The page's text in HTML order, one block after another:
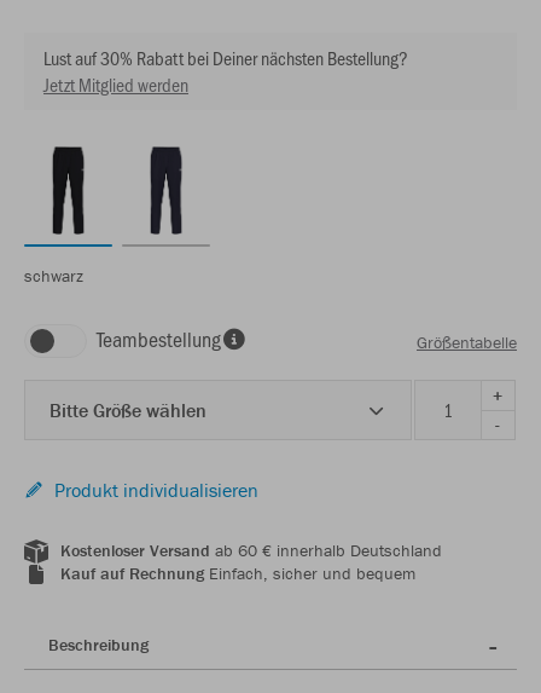
Lust auf 30% Rabatt bei Deiner nächsten Bestellung?
Jetzt Mitglied werden
schwarz
Teambestellung Größentabelle
Bitte Größe wählen
+
-
Produkt individualisieren
Kostenloser Versand ab 60 € innerhalb Deutschland
Kauf auf RechnungEinfach, sicher und bequem
Beschreibung